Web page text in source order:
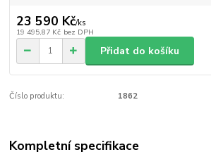
23 590 Kč/ks
19 495,87 Kč bez DPH
Přidat do košíku
Číslo produktu: 1862
Kompletní specifikace